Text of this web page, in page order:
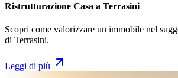
Ristrutturazione Casa a Terrasini
Scopri come valorizzare un immobile nel
di Terrasini.
Leggi di più